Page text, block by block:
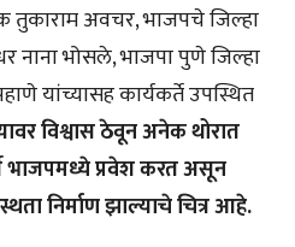
तुकाराम अवचर, भाजपचे जिल्हा
नाना भोसले, भाजपा पुणे जिल्हा
यांच्यासह कार्यकर्ते उपस्थित
विश्वास ठेवून अनेक थोरात
भाजपमध्ये प्रवेश करत असून
निर्माण झाल्याचे चित्र आहे.